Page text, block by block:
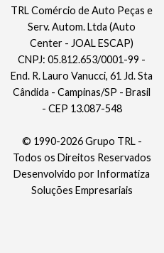
TRL Comércio de Auto Peças e
Serv. Autom. Ltda (Auto
Center - JOAL ESCAP)
CNPJ: 05.812.653/0001-99 -
End. R. Lauro Vanucci, 61 Jd. Sta
Cândida - Campinas/SP - Brasil
- CEP 13.087-548
© 1990-2026 Grupo TRL -
Todos os Direitos Reservados
Desenvolvido por Informatiza
Soluções Empresariais